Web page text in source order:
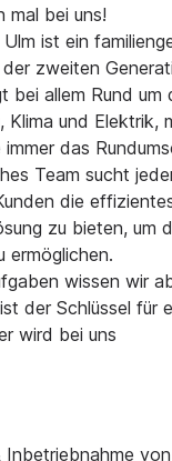
mal bei uns!
ist ein
zweiten
bei allem Rund
Klima und Elektrik,
das
Team sucht
die
zu bieten, um
ermöglichen.
wissen wir
der Schlüssel für
wird bei uns
Inbetriebnahme